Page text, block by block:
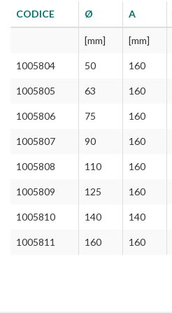
CODICE Ø A
[mm] [mm]
1005804 50 160
1005805 63 160
1005806 75 160
1005807 90 160
1005808 110 160
1005809 125 160
1005810 140 140
1005811 160 160